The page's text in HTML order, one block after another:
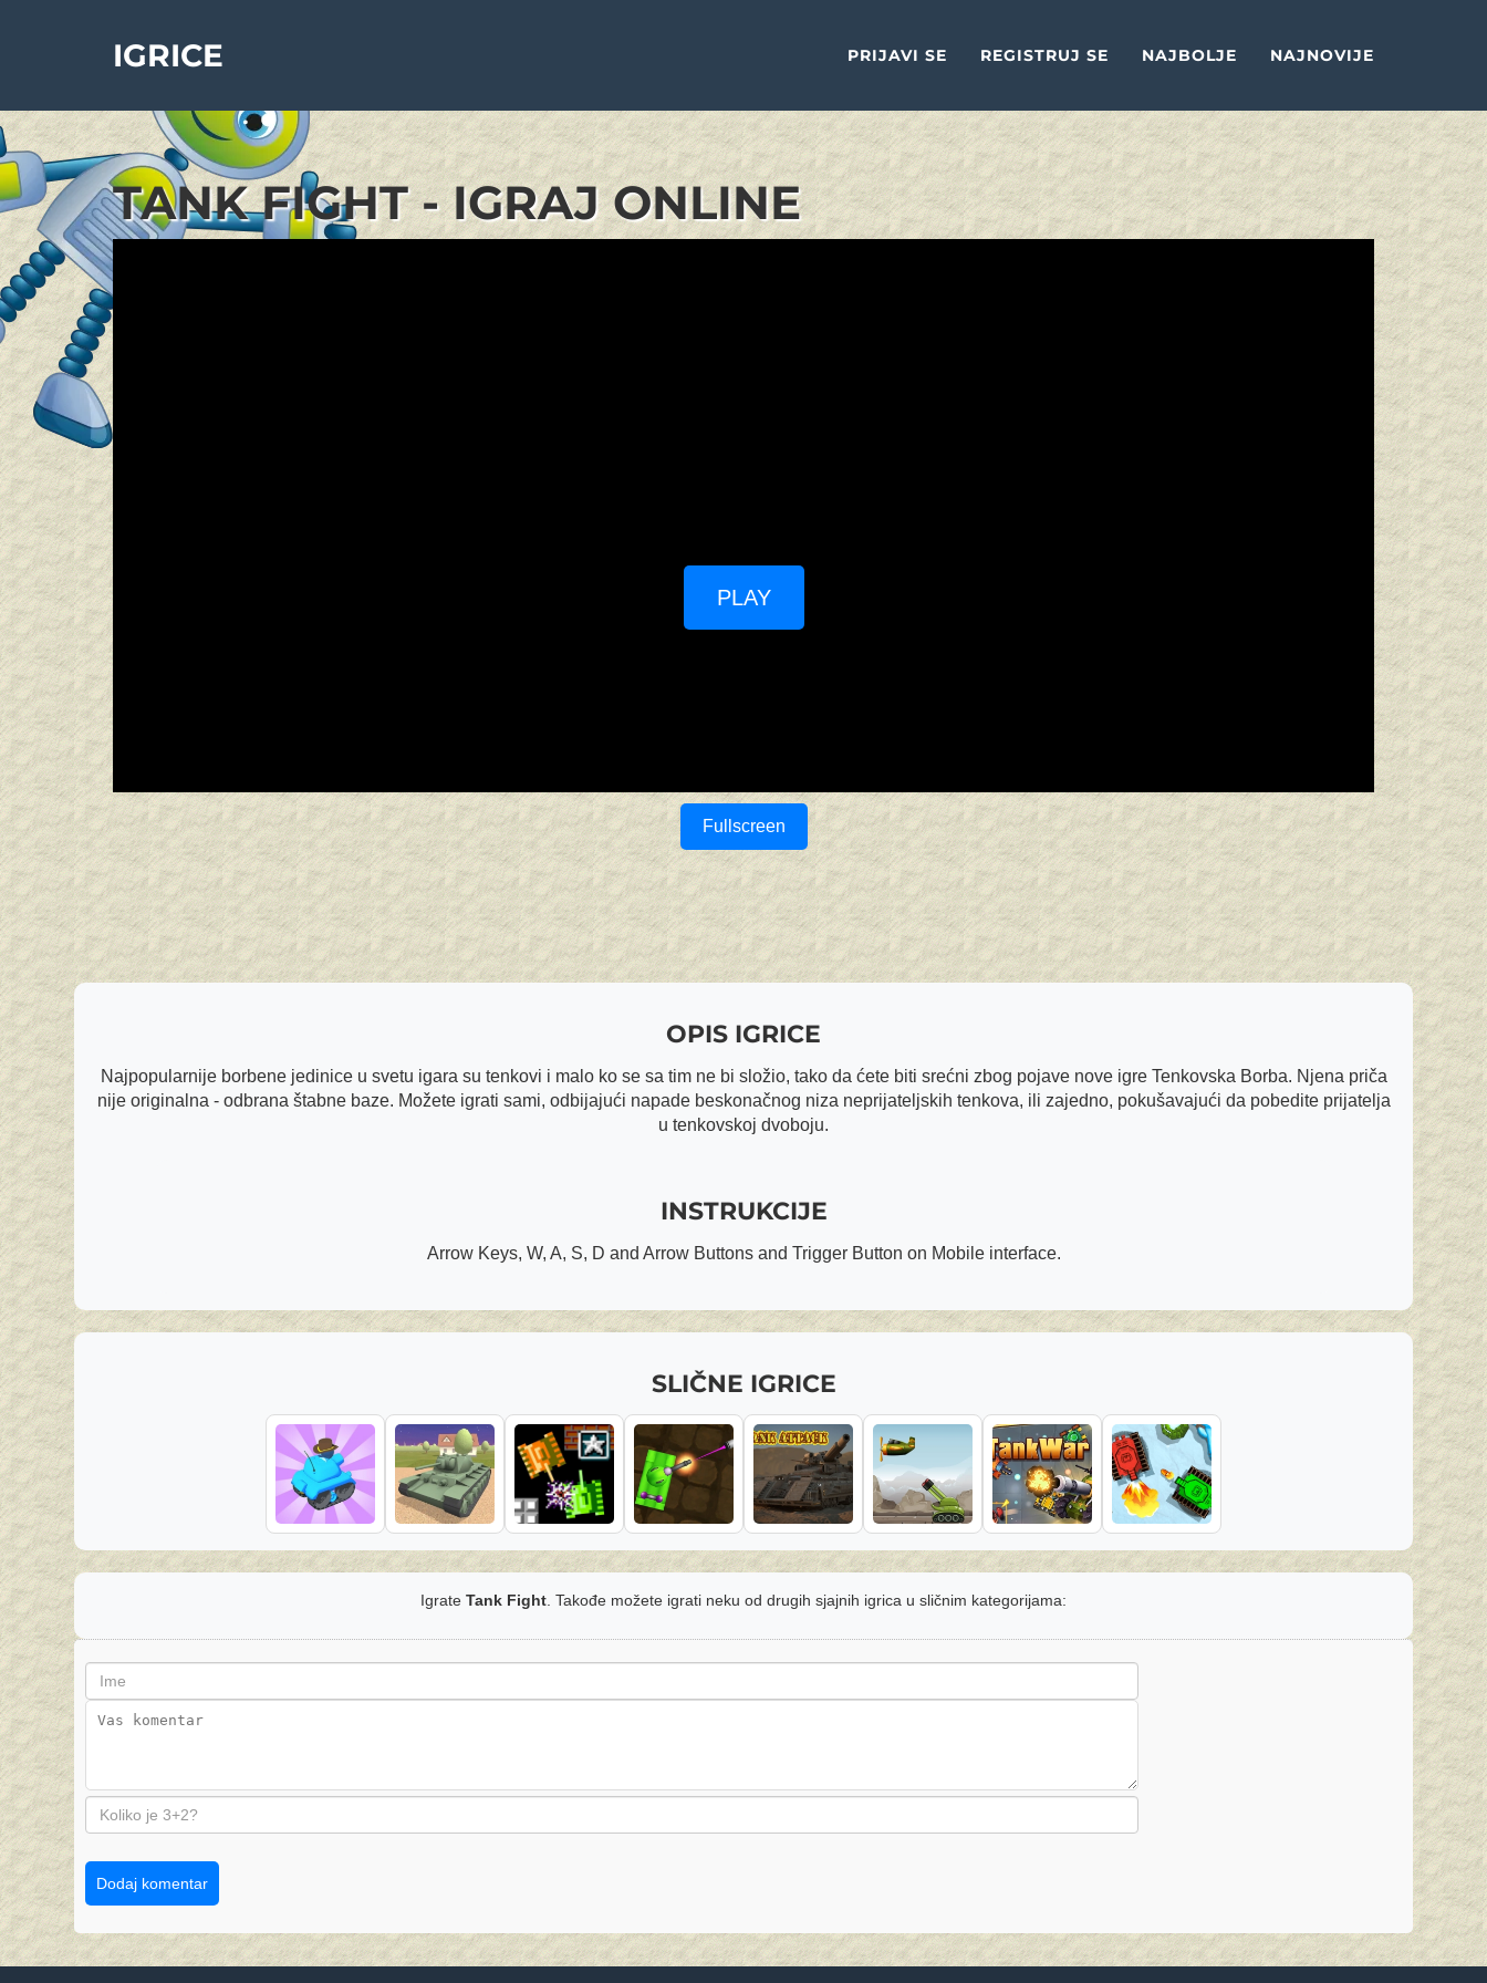
IGRICE PRIJAVI SE REGISTRUJ SE NAJBOLJE NAJNOVIJE
TANK FIGHT - IGRAJ ONLINE
PLAY
Fullscreen
OPIS IGRICE
Najpopularnije borbene jedinice u svetu igara su tenkovi i malo ko se sa tim ne bi složio, tako da ćete biti srećni zbog pojave nove igre Tenkovska Borba. Njena priča
nije originalna - odbrana štabne baze. Možete igrati sami, odbijajući napade beskonačnog niza neprijateljskih tenkova, ili zajedno, pokušavajući da pobedite prijatelja
u tenkovskoj dvoboju.
INSTRUKCIJE
Arrow Keys, W, A, S, D and Arrow Buttons and Trigger Button on Mobile interface.
SLIČNE IGRICE
Igrate Tank Fight . Takođe možete igrati neku od drugih sjajnih igrica u sličnim kategorijama:
Dodaj komentar